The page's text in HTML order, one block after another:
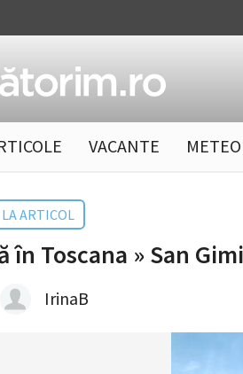
VACANTE METEO
ARTICOL
în Toscana » San
IrinaB